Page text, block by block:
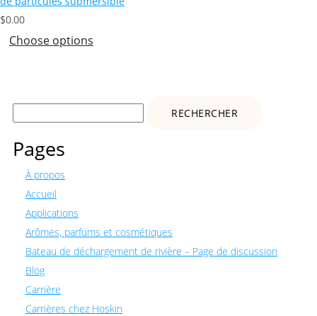
$0.00
Choose options
Rechercher :
Pages
À propos
Accueil
Applications
Arômes, parfums et cosmétiques
Bateau de déchargement de rivière – Page de discussion
Blog
Carrière
Carrières chez Hoskin